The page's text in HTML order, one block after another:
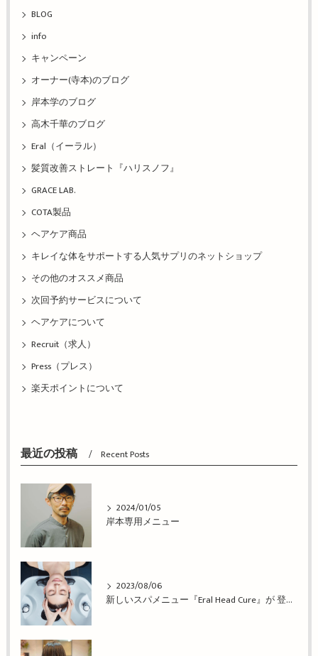
BLOG
info
キャンペーン
オーナー(寺本)のブログ
岸本学のブログ
高木千華のブログ
Eral（イーラル）
髪質改善ストレート『ハリスノフ』
GRACE LAB.
COTA製品
ヘアケア商品
キレイな体をサポートする人気サプリのネットショップ
その他のオススメ商品
次回予約サービスについて
ヘアケアについて
Recruit（求人）
Press（プレス）
楽天ポイントについて
最近の投稿 Recent Posts
2024/01/05
岸本専用メニュー
2023/08/06
新しいスパメニュー『Eral Head Cure』が 登場！姫路市の美容院BEREA(ベレア)はお客様のキレイを叶える美容室／ヘアサロン